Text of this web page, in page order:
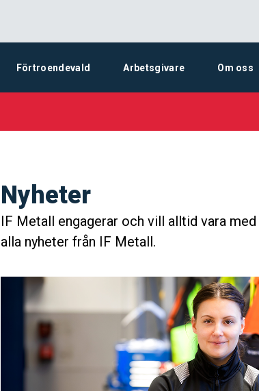
Förtroendevald Arbetsgivare Om oss
Nyheter
IF Metall engagerar och vill alltid vara
alla nyheter från IF Metall.